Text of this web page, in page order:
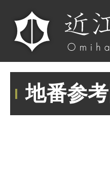
地番参